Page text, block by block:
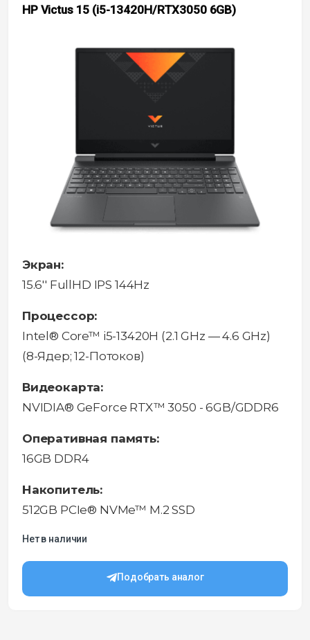
HP Victus 15 (i5-13420H/RTX3050 6GB)
Экран:
15.6'' FullHD IPS 144Hz
Процессор:
Intel® Core™ i5-13420H (2.1 GHz — 4.6 GHz)
(8-Ядeр; 12-Потоков)
Видеокарта:
NVIDIA® GeForce RTX™ 3050 - 6GB/GDDR6
Оперативная память:
16GB DDR4
Накопитель:
512GB PCIe® NVMe™ M.2 SSD
Нет в наличии
Подобрать аналог